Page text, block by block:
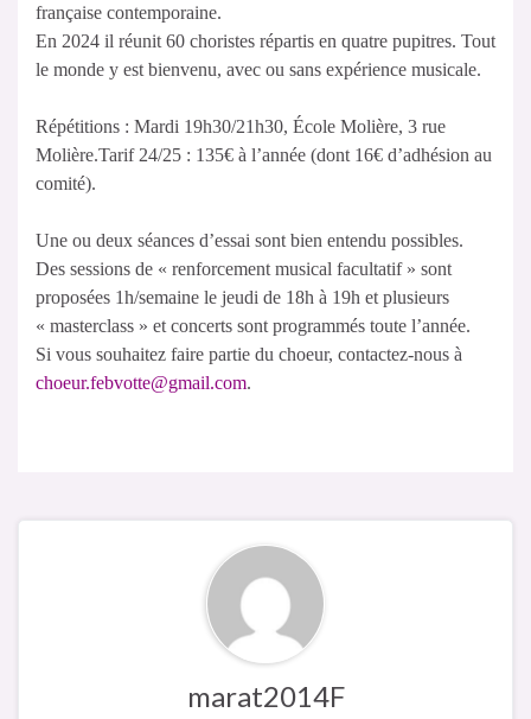
française contemporaine.
En 2024 il réunit 60 choristes répartis en quatre pupitres. Tout
le monde y est bienvenu, avec ou sans expérience musicale.
Répétitions : Mardi 19h30/21h30, École Molière, 3 rue
Molière.Tarif 24/25 : 135€ à l’année (dont 16€ d’adhésion au
comité).
Une ou deux séances d’essai sont bien entendu possibles.
Des sessions de « renforcement musical facultatif » sont
proposées 1h/semaine le jeudi de 18h à 19h et plusieurs
« masterclass » et concerts sont programmés toute l’année.
Si vous souhaitez faire partie du choeur, contactez-nous à
choeur.febvotte@gmail.com.
marat2014F